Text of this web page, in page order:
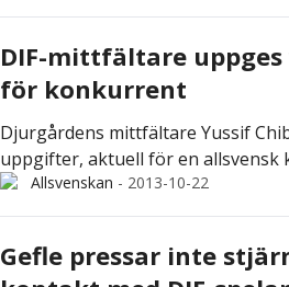
DIF-mittfältare
för konkurrent
Djurgårdens mittfältare Yussif
uppgifter, aktuell för en allsvensk
Allsvenskan - 2013-10-22
Gefle pressar inte